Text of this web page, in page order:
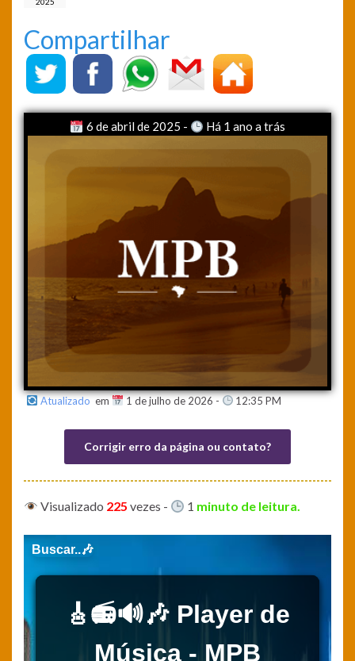
Compartilhar
6 de abril de 2025 - Há 1 ano a trás
Atualizado em 1 de julho de 2026 - 12:35 PM
Corrigir erro da página ou contato?
Visualizado 225 vezes - 1 minuto de leitura.